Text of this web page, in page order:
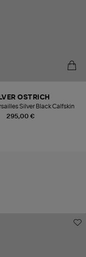
295,00 €
OSTRICH
Silver Black Calfskin